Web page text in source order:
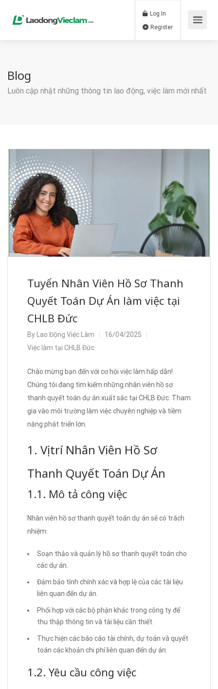
Log In
Blog
Luôn cập nhật những thông tin lao động, việc làm mới nhất
Tuyển Nhân Viên Hồ Sơ Thanh
Quyết Toán Dự Án làm việc tại
CHLB Đức
By Lao Động Việc Làm
16/04/2025
Việc làm tại CHLB Đức
Chào mừng bạn đến với cơ hội việc làm hấp dẫn!
Chúng tôi đang tìm kiếm những nhân viên hồ sơ
thanh quyết toán dự án xuất sắc tại CHLB Đức. Tham
gia vào môi trường làm việc chuyên nghiệp và tiềm
năng phát triển lớn.
1. Vị trí Nhân Viên Hồ Sơ
Thanh Quyết Toán Dự Án
1.1. Mô tả công việc
Nhân viên hồ sơ thanh quyết toán dự án sẽ có trách
nhiệm:
Soạn thảo và quản lý hồ sơ thanh quyết toán cho
các dự án.
Đảm bảo tính chính xác và hợp lệ của các tài liệu
liên quan đến dự án.
Phối hợp với các bộ phận khác trong công ty để
thu thập thông tin và tài liệu cần thiết.
Thực hiện các báo cáo tài chính, dự toán và quyết
toán các khoản chi phí liên quan đến dự án.
1.2. Yêu cầu công việc